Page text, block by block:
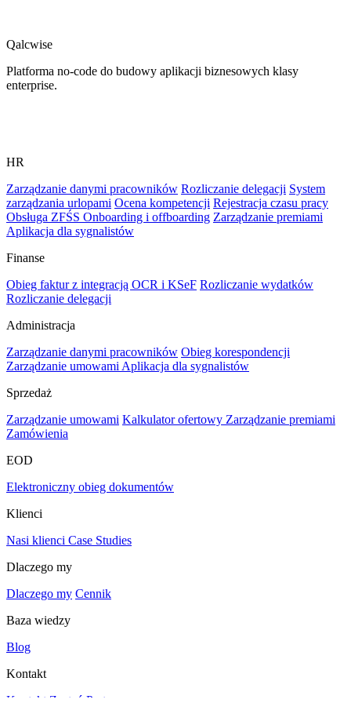
Qalcwise
Platforma no-code do budowy aplikacji biznesowych klasy
enterprise.
HR
Zarządzanie danymi pracowników Rozliczanie delegacji System
zarządzania urlopami Ocena kompetencji Rejestracja czasu pracy
Obsługa ZFŚS Onboarding i offboarding Zarządzanie premiami
Aplikacja dla sygnalistów
Finanse
Obieg faktur z integracją OCR i KSeF Rozliczanie wydatków
Rozliczanie delegacji
Administracja
Zarządzanie danymi pracowników Obieg korespondencji
Zarządzanie umowami Aplikacja dla sygnalistów
Sprzedaż
Zarządzanie umowami Kalkulator ofertowy Zarządzanie premiami
Zamówienia
EOD
Elektroniczny obieg dokumentów
Klienci
Nasi klienci Case Studies
Dlaczego my
Dlaczego my Cennik
Baza wiedzy
Blog
Kontakt
Kontakt Zostań Partnerem